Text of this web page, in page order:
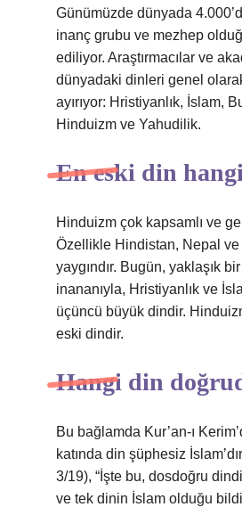
Günümüzde dünyada
inanç grubu ve mezhep
ediliyor. Araştırmacılar ve
dünyadaki dinleri genel
ayırıyor: Hristiyanlık, İslam,
Hinduizm ve Yahudilik.
En eski din
Hinduizm çok kapsamlı ve
Özellikle Hindistan, Nepal ve
yaygındır. Bugün, yaklaşık
inananıyla, Hristiyanlık ve
üçüncü büyük dindir.
eski dindir.
Hangi din
Bu bağlamda Kur’an-ı
katında din şüphesiz
3/19), “İşte bu, dosdoğru
ve tek dinin İslam olduğu